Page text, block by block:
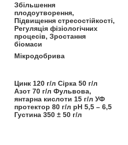
Збільшення
плодоутворення,
Підвищення стресостійкості,
Регуляція фізіологічних
процесів, Зростання
біомаси
Мікродобрива
Цинк 120 г/л Сірка 50 г/л
Азот 70 г/л Фульвова,
янтарна кислоти 15 г/л УФ
протектор 80 г/л рН 5,5 – 6,5
Густина 350 ± 50 г/л